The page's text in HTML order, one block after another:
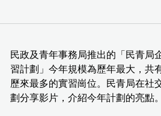
民政及青年事務局推出的「民青局
習計劃」今年規模為歷年最大，共
歷來最多的實習崗位。民青局在社
劃分享影片，介紹今年計劃的亮點。